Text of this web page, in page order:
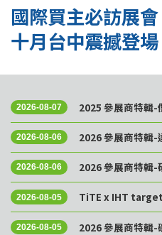
國際買主必訪展會
十月台中震撼登場
2026-08-07 2025 參展商特輯-
2026-08-06 2026 參展商特輯-
2026-08-06 2026 參展商特輯-
2026-08-05
TiTE x IHT
Golden
2026-08-05 2026 參展商特輯-